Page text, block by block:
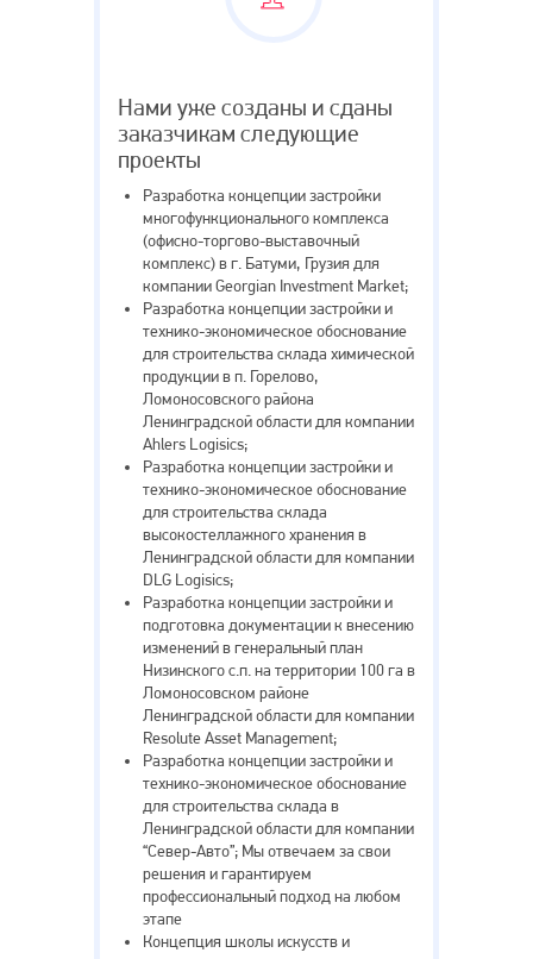
Нами уже созданы и сданы
заказчикам следующие
проекты
Разработка концепции застройки
многофункционального комплекса
(офисно-торгово-выставочный
комплекс) в г. Батуми, Грузия для
компании Georgian Investment Market;
Разработка концепции застройки и
технико-экономическое обоснование
для строительства склада химической
продукции в п. Горелово,
Ломоносовского района
Ленинградской области для компании
Ahlers Logisics;
Разработка концепции застройки и
технико-экономическое обоснование
для строительства склада
высокостеллажного хранения в
Ленинградской области для компании
DLG Logisics;
Разработка концепции застройки и
подготовка документации к внесению
изменений в генеральный план
Низинского с.п. на территории 100 га в
Ломоносовском районе
Ленинградской области для компании
Resolute Asset Management;
Разработка концепции застройки и
технико-экономическое обоснование
для строительства склада в
Ленинградской области для компании
“Север-Авто”; Мы отвечаем за свои
решения и гарантируем
профессиональный подход на любом
этапе
Концепция школы искусств и